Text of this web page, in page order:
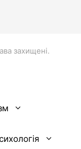
захищені.